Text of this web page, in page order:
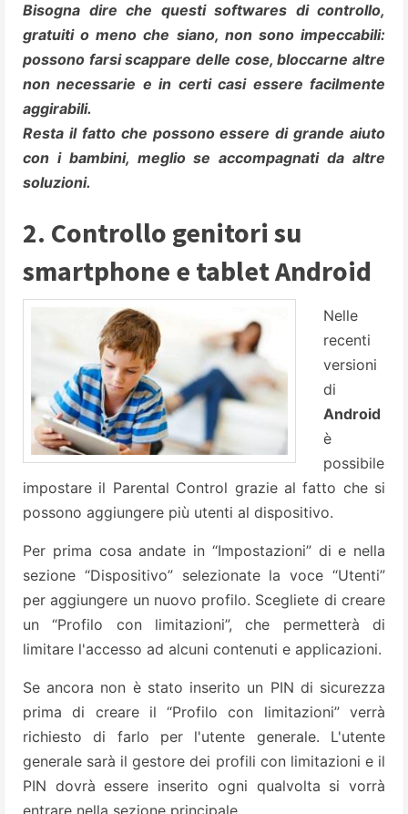
Bisogna dire che questi softwares di controllo,
gratuiti o meno che siano, non sono impeccabili:
possono farsiscappare delle cose, bloccarne altre
non necessarie e in certi casi essere facilmente
aggirabili.
Resta il fatto che possono essere di grande aiuto
con i bambini, meglio se accompagnati da altre
soluzioni.
2. Controllo genitori su
smartphone e tablet Android
Nelle
recenti
versioni
di
Android
è
possibile
impostare il Parental Control grazie al fatto che si
possono aggiungere più utenti al dispositivo.
Per prima cosa andate in “Impostazioni” di e nella
sezione “Dispositivo” selezionate la voce “Utenti”
per aggiungere un nuovo profilo. Scegliete di creare
un “Profilo con limitazioni”, che permetterà di
limitare l'accesso ad alcuni contenuti e applicazioni.
Se ancora non è stato inserito un PIN di sicurezza
prima di creare il “Profilo con limitazioni” verrà
richiesto di farlo per l'utente generale. L'utente
generale sarà il gestore dei profili con limitazioni e il
PIN dovrà essere inserito ogni qualvolta si vorrà
entrare nella sezione principale.